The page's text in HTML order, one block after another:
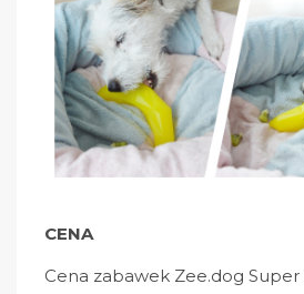
CENA
Cena zabawek Zee.dog Super